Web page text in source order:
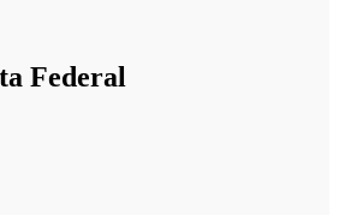
Federal